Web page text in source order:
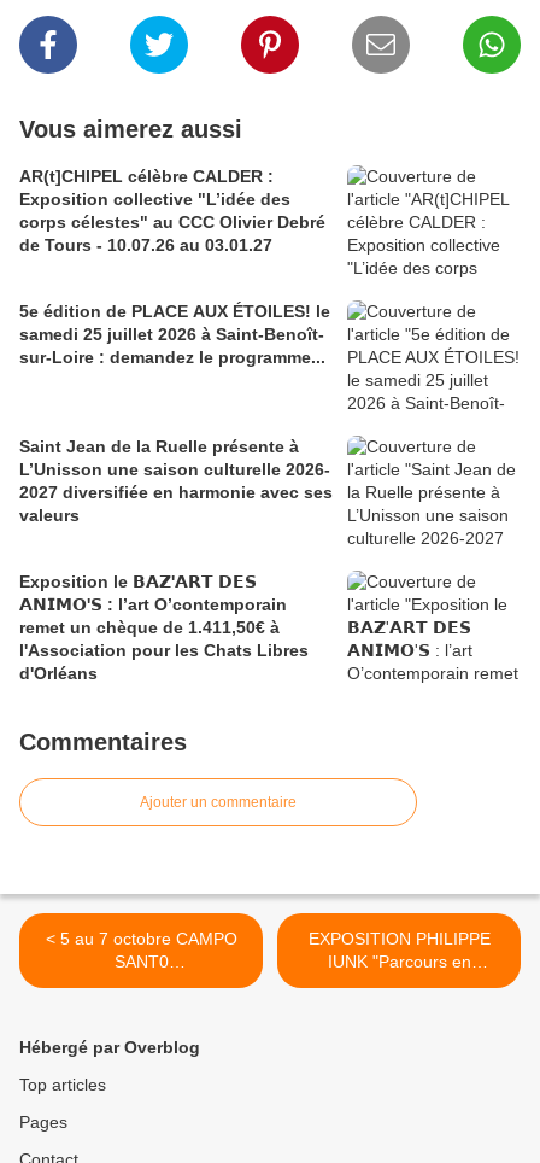
Vous aimerez aussi
AR(t]CHIPEL célèbre CALDER :
Exposition collective "L’idée des
corps célestes" au CCC Olivier Debré
de Tours - 10.07.26 au 03.01.27
5e édition de PLACE AUX ÉTOILES! le
samedi 25 juillet 2026 à Saint-Benoît-
sur-Loire : demandez le programme...
Saint Jean de la Ruelle présente à
L’Unisson une saison culturelle 2026-
2027 diversifiée en harmonie avec ses
valeurs
Exposition le 𝗕𝗔𝗭'𝗔𝗥𝗧 𝗗𝗘𝗦
𝗔𝗡𝗜𝗠𝗢'𝗦 : l’art O’contemporain
remet un chèque de 1.411,50€ à
l'Association pour les Chats Libres
d'Orléans
Commentaires
Ajouter un commentaire
< 5 au 7 octobre CAMPO
SANT0
@OrleansMetropol...
EXPOSITION PHILIPPE
IUNK "Parcours en
aquarelle... >
Hébergé par Overblog
Top articles
Pages